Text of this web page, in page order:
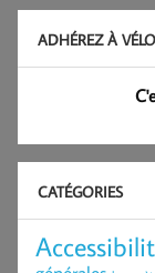
ADHÉREZ À
CATÉGORIES